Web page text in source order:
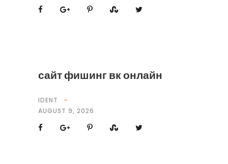
сайт фишинг вк онлайн
IDENT
AUGUST 9, 2026